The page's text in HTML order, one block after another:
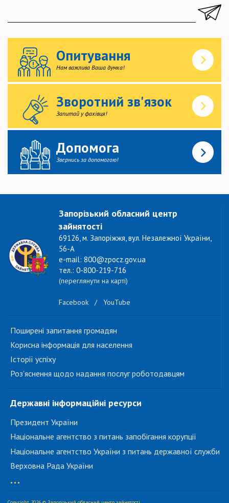
Опитування
Нам важлива Ваша думка!
Зворотний зв'язок
Запитай у фахівця!
Допомога
Звернись за допомогою!
Запорізький обласний центр
зайнятості
69126, м. Запоріжжя, вул. Незалежної України,
56-А
e-mail: 800@zpocz.gov.ua
тел.: 0-800-219-716
(переглянути на карті)
Facebook / YouTube
Поширені запитання громадян
Корисна інформація для населення
Історії успіху
Роз'яснення щодо надання послуг роботодавцям
Державні інформаційні ресурси
Президент України
Національне агентство з питань запобігання корупції
Національне агентство України з питань державної служби
Верховна Рада України
...